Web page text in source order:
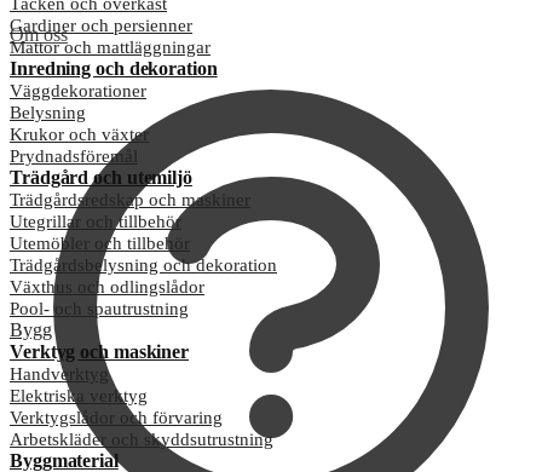
Om oss
Gardiner och persienner
Mattor och mattläggningar
Inredning och dekoration
Väggdekorationer
Belysning
Krukor och växter
Prydnadsföremål
Trädgård och utemiljö
Trädgårdsredskap och maskiner
Utegrillar och tillbehör
Utemöbler och tillbehör
Trädgårdsbelysning och dekoration
Växthus och odlingslådor
Pool- och spautrustning
Bygg
Verktyg och maskiner
Handverktyg
Elektriska verktyg
Verktygslådor och förvaring
Arbetskläder och skyddsutrustning
Byggmaterial